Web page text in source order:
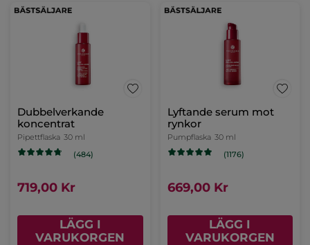
Dubbelverkande
koncentrat
Pipettflaska 30 ml
(484)
719,00 Kr
LÄGG I
VARUKORGEN
Lyftande serum mot
rynkor
Pumpflaska 30 ml
(1176)
669,00 Kr
LÄGG I
VARUKORGEN